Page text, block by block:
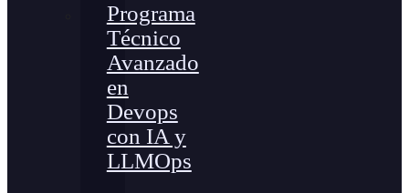
Programa
Técnico
Avanzado
en
Devops
con IA y
LLMOps